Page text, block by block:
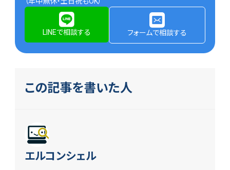
LINEで相談する フォームで相談する
この記事を書いた人
エルコンシェル